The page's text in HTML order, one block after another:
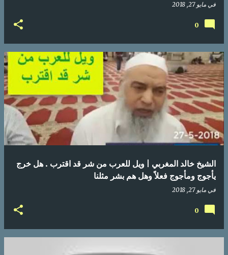
في مايو 27, 2018
0
الشيخ خالد المغربي | ويل للعرب من شر قد اقترب . هل خرج
يأجوج ومأجوج فعلاً وهل هم بشر مثلنا
في مايو 27, 2018
0